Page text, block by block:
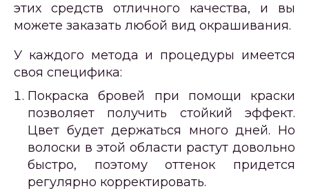
этих средств отличного качества, и вы
можете заказать любой вид окрашивания.
У каждого метода и процедуры имеется
своя специфика:
Покраска бровей при помощи краски
позволяет получить стойкий эффект.
Цвет будет держаться много дней. Но
волоски в этой области растут довольно
быстро, поэтому оттенок придется
регулярно корректировать.